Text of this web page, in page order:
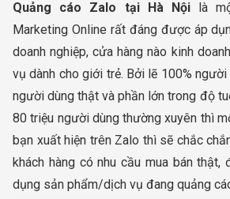
Quảng cáo Zalo tại Hà Nội là
Marketing Online rất đáng được áp
doanh nghiệp, cửa hàng nào kinh
vụ dành cho giới trẻ. Bởi lẽ 100%
người dùng thật và phần lớn trong độ
80 triệu người dùng thường xuyên thì
bạn xuất hiện trên Zalo thì sẽ chắc
khách hàng có nhu cầu mua bán
dụng sản phẩm/dịch vụ đang quảng